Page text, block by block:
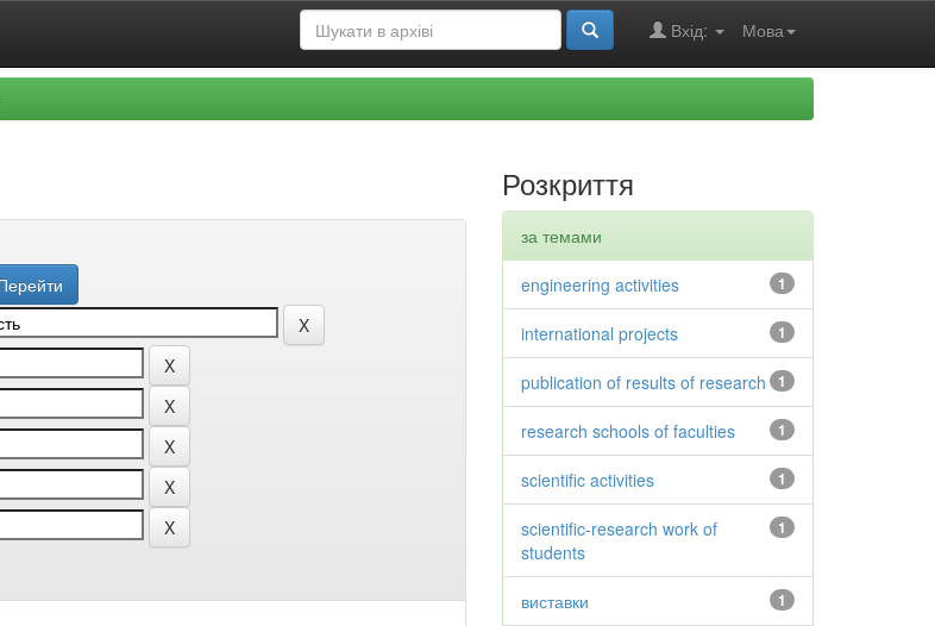
Мова
Вхід:
Розкриття
за темами
1
engineering activities
1
international projects
1
publication of results of research
1
research schools of faculties
1
scientific activities
1
scientific-research work of
students
1
виставки